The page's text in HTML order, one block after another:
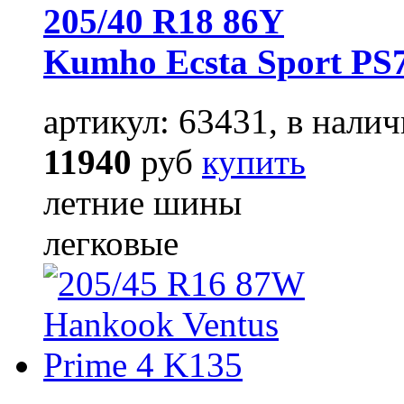
205/40 R18 86Y
Kumho Ecsta Sport
артикул: 63431, в
11940 руб купить
летние шины
легковые